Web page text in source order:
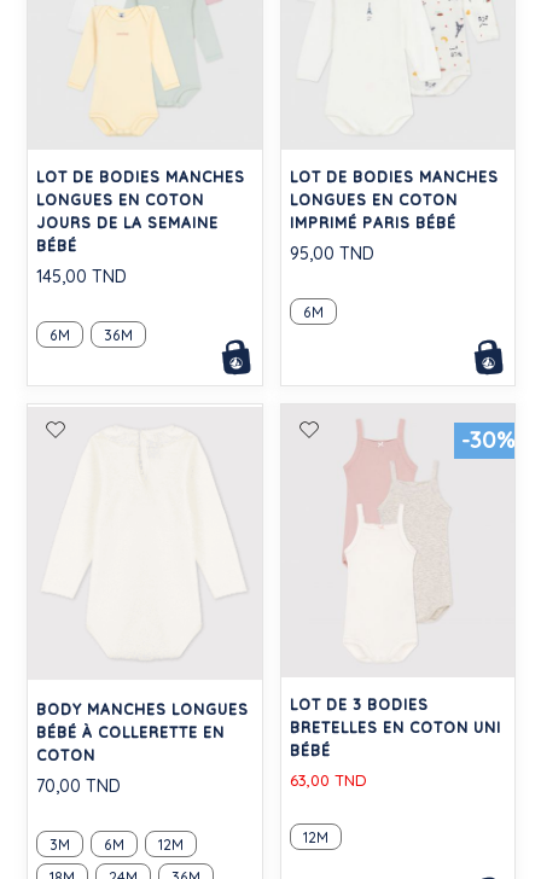
LOT DE BODIES MANCHES
LONGUES EN COTON
JOURS DE LA SEMAINE
BÉBÉ
145,00 TND
6M 36M
LOT DE BODIES MANCHES
LONGUES EN COTON
IMPRIMÉ PARIS BÉBÉ
95,00 TND
6M
BODY MANCHES LONGUES
BÉBÉ À COLLERETTE EN
COTON
70,00 TND
3M 6M
12M
-30%
LOT DE 3 BODIES
BRETELLES EN COTON UNI
BÉBÉ
63,00 TND
12M